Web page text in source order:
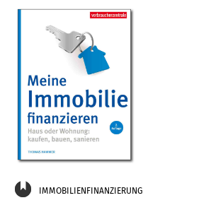
IMMOBILIENFINANZIERUNG